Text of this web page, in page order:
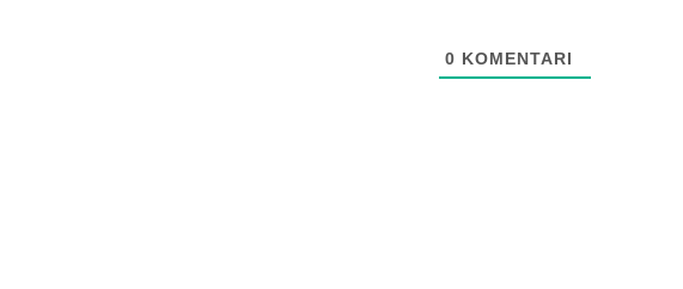
0 KOMENTARI